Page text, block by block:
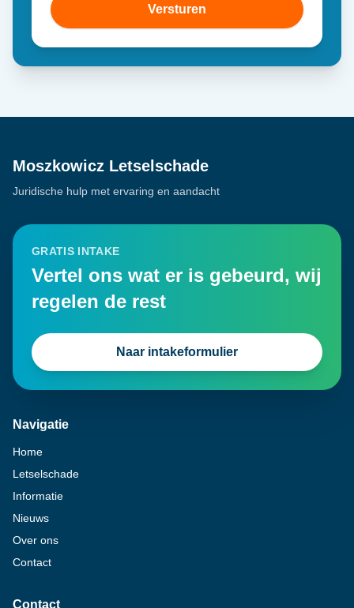
Versturen
Moszkowicz Letselschade
Juridische hulp met ervaring en aandacht
GRATIS INTAKE
Vertel ons wat er is gebeurd, wij
regelen de rest
Naar intakeformulier
Navigatie
Home
Letselschade
Informatie
Nieuws
Over ons
Contact
Contact